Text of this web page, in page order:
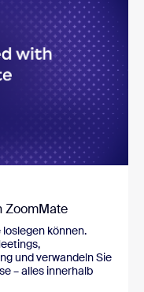
ZoomMate
können.
und verwandeln Sie
– alles innerhalb